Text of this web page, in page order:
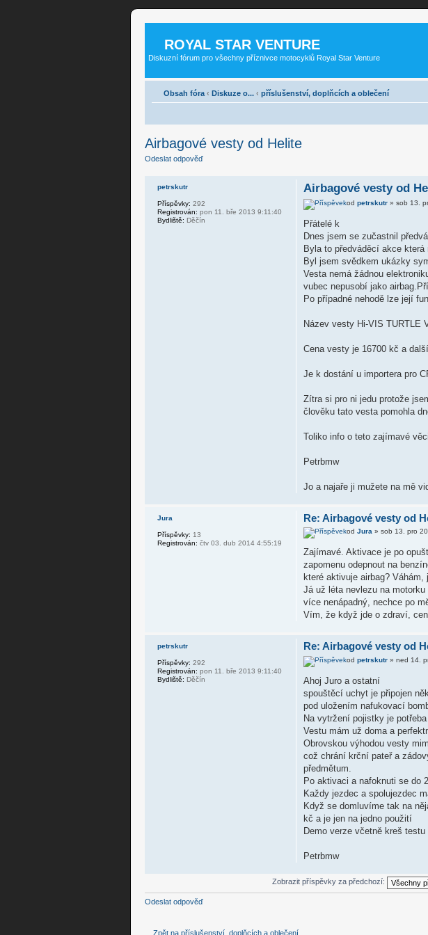
ROYAL STAR VENTURE
Diskuzní fórum pro všechny příznivce motocyklů Royal Star Venture
Obsah fóra ‹ Diskuze o... ‹ příslušenství, doplňcích a oblečení
Airbagové vesty od Helite
Odeslat odpověď
Airbagové vesty od
od petrskutr» sob 13.
Přátelé k
Dnes jsem se zučastnil
Byla to předváděcí akce
Byl jsem svědkem ukázky
Vesta nemá žádnou
vubec nepusobí jako
Po případné nehodě lze její
Název vesty Hi-VIS TURTLE
Cena vesty je 16700 kč a
Je k dostání u importera pro
Zítra si pro ni jedu protože
člověku tato vesta pomohla
Toliko info o teto zajímavé
Petrbmw
Jo a najaře ji mužete na mě
petrskutr
Příspěvky: 292
Registrován: pon 11. bře 2013 9:11:40
Bydliště: Děčín
Re: Airbagové vesty od
od Jura » sob 13. pro
Zajímavé. Aktivace je po
zapomenu odepnout na
které aktivuje airbag? Váhám,
Já už léta nevlezu na
více nenápadný, nechce po
Vím, že když jde o zdraví,
Jura
Příspěvky: 13
Registrován: čtv 03. dub 2014 4:55:19
Re: Airbagové vesty od
od petrskutr» ned 14.
Ahoj Juro a ostatní
spouštěcí uchyt je připojen
pod uložením nafukovací
Na vytržení pojistky je
Vestu mám už doma a
Obrovskou výhodou vesty
což chrání krční pateř a
předmětum.
Po aktivaci a nafoknuti se do
Každy jezdec a spolujezdec
Když se domluvíme tak na
kč a je jen na jedno použití
Demo verze včetně kreš testu
Petrbmw
petrskutr
Příspěvky: 292
Registrován: pon 11. bře 2013 9:11:40
Bydliště: Děčín
Zobrazit příspěvky za předchozí:
Odeslat odpověď
Zpět na příslušenství, doplňcích a oblečení